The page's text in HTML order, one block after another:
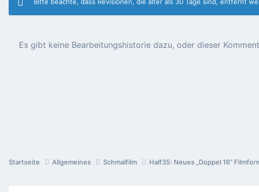
Es gibt keine Bearbeitungshistorie dazu, oder dieser
Startseite Allgemeines Schmalfilm Half35: Neues „Doppel 16“